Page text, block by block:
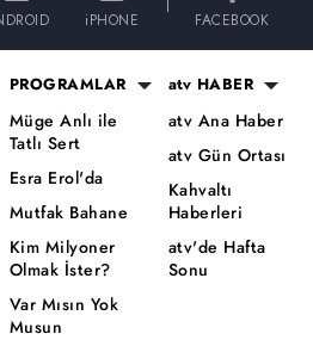
iPHONE FACEBOOK
PROGRAMLAR
Müge Anlı ile
Tatlı Sert
Esra Erol'da
Mutfak Bahane
Kim Milyoner
Olmak İster?
Var Mısın Yok
Musun
atv HABER
atv Ana Haber
atv Gün Ortası
Kahvaltı
Haberleri
atv'de Hafta
Sonu